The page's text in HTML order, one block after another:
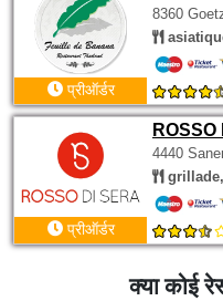
8360
प्रीऑर्डर
ROSSO
4440
प्रीऑर्डर
क्या कोई